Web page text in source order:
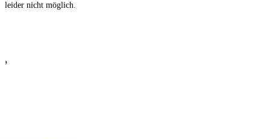
leider nicht möglich.
,